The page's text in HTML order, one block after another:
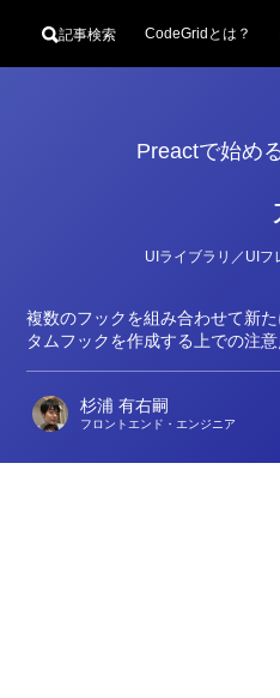
記事検索 CodeGridとは？
Preactで始め
複数のフックを組み合わせて新
タムフックを作成する上での注
カ
ー
UIライブラリ／UIフ
杉浦 有右嗣
フロントエンド・エンジニア